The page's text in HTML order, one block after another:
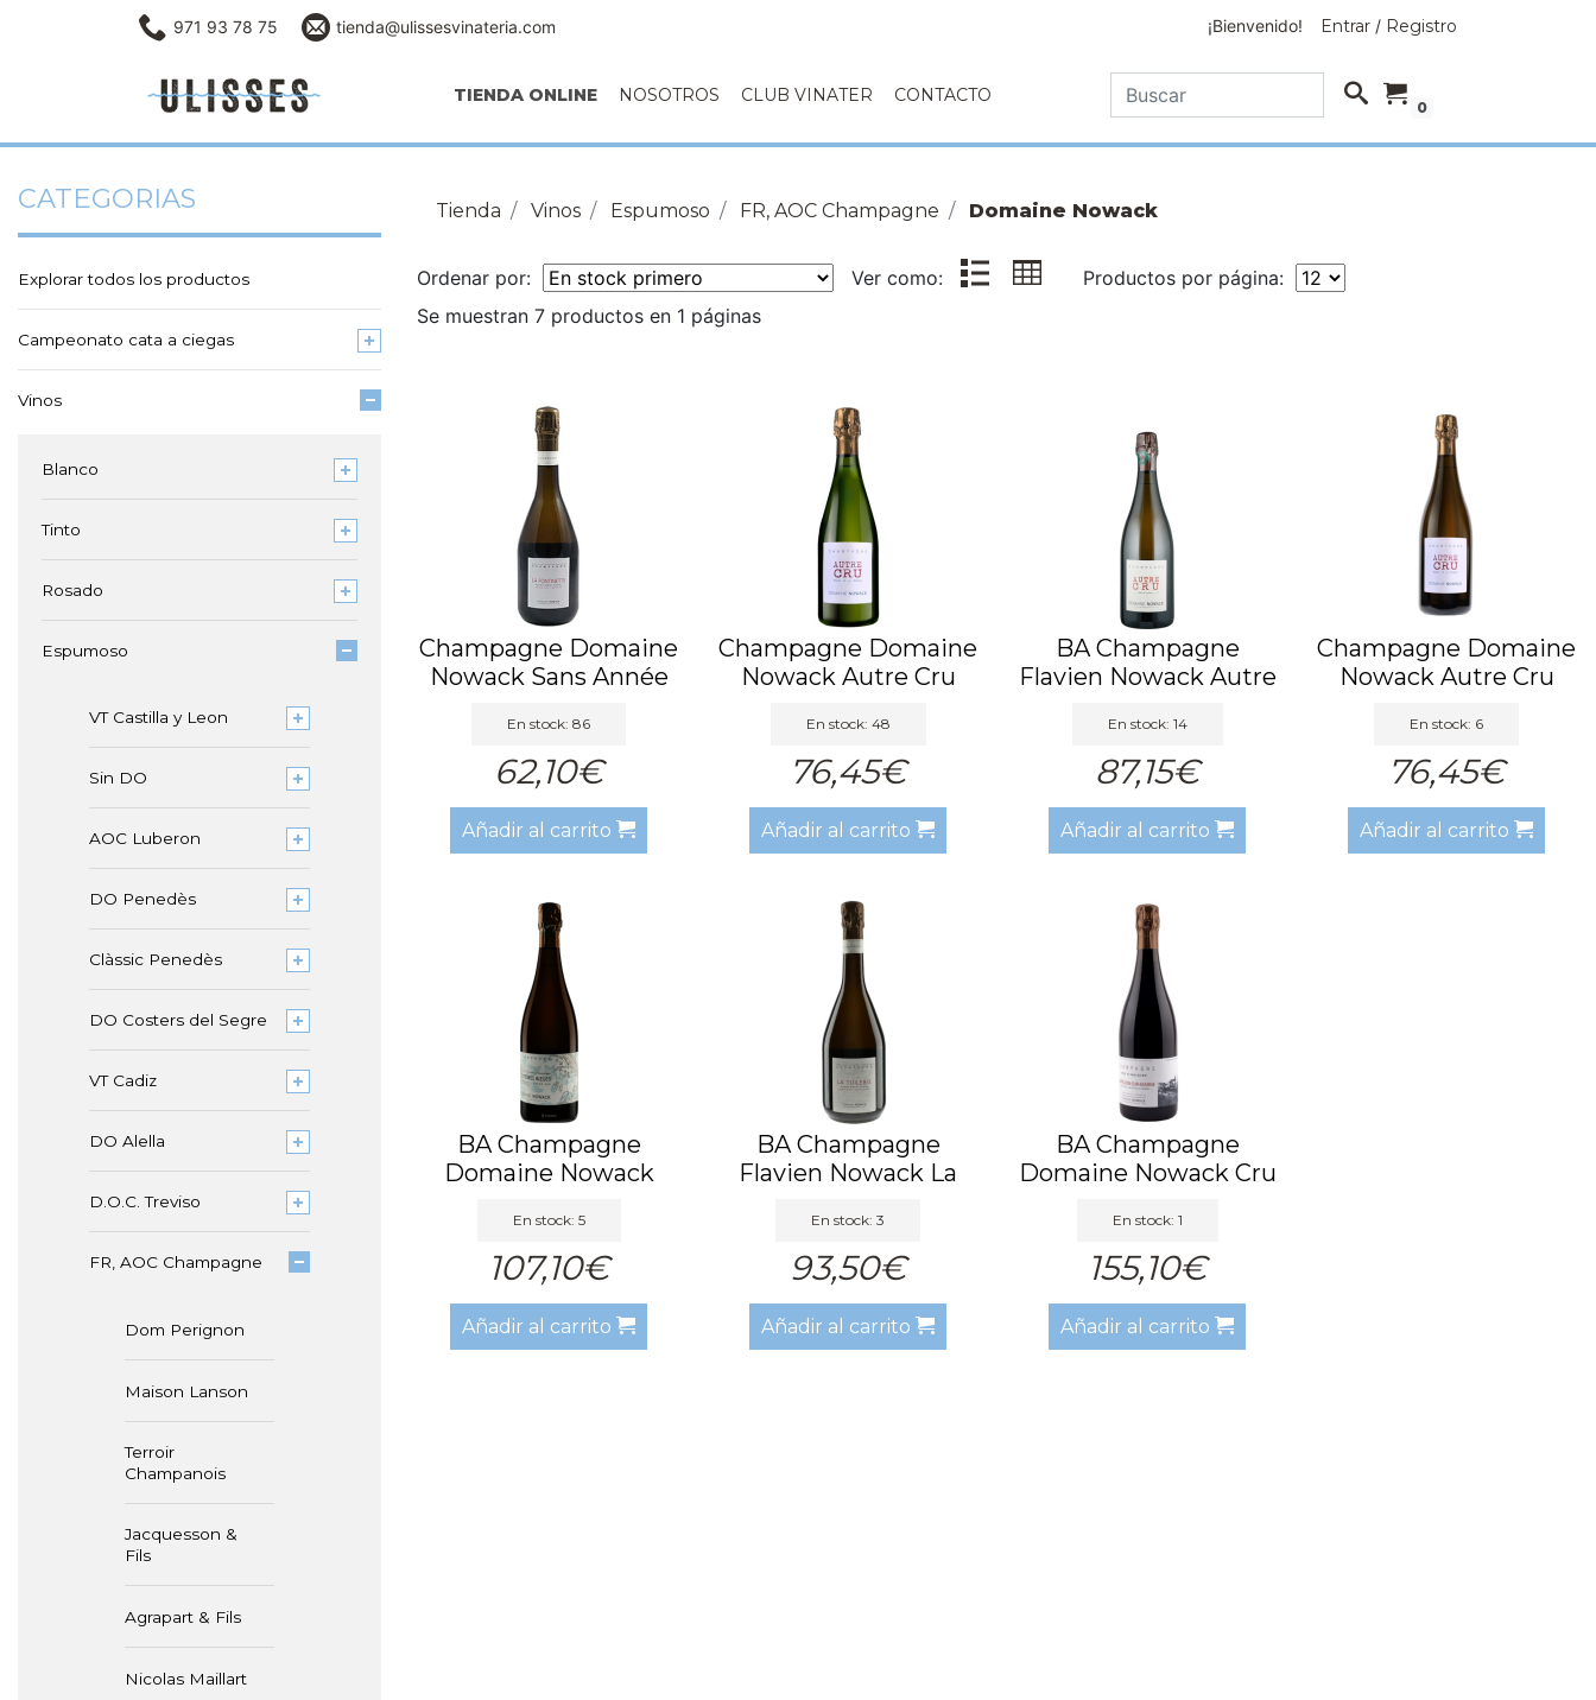
971 93 78 75 tienda@ulissesvinateria.com ¡Bienvenido! Entrar / Registro
TIENDA ONLINE NOSOTROS CLUB VINATER CONTACTO
0
CATEGORIAS
Explorar todos los productos
Campeonato cata a ciegas
Vinos
Blanco
Tinto
Rosado
Espumoso
VT Castilla y Leon
Sin DO
AOC Luberon
DO Penedès
Clàssic Penedès
DO Costers del Segre
VT Cadiz
DO Alella
D.O.C. Treviso
FR, AOC Champagne
Dom Perignon
Maison Lanson
Terroir
Champanois
Jacquesson &
Fils
Agrapart & Fils
Nicolas Maillart
Tienda Vinos Espumoso FR, AOC Champagne Domaine Nowack
Ordenar por: Ver como:
Productos por página:
Se muestran 7 productos en 1 páginas
Champagne Domaine
Nowack Sans Année
En stock: 86
62,10€
Añadir al carrito
Champagne Domaine
Nowack Autre Cru
En stock: 48
76,45€
Añadir al carrito
BA Champagne
Flavien Nowack Autre
En stock: 14
87,15€
Añadir al carrito
Champagne Domaine
Nowack Autre Cru
En stock: 6
76,45€
Añadir al carrito
BA Champagne
Domaine Nowack
En stock: 5
107,10€
Añadir al carrito
BA Champagne
Flavien Nowack La
En stock: 3
93,50€
Añadir al carrito
BA Champagne
Domaine Nowack Cru
En stock: 1
155,10€
Añadir al carrito